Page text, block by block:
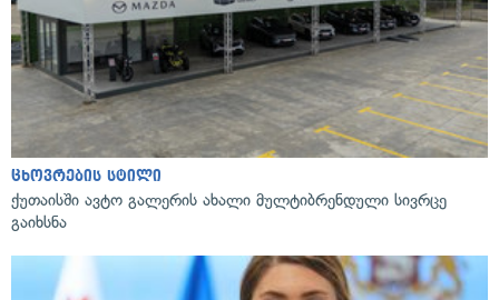
ცხოვრების სტილი
ქუთაისში ავტო გალერის ახალი მულტიბრენდული სივრცე
გაიხსნა